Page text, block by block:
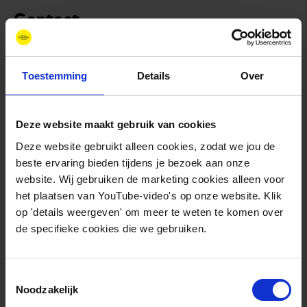
Toestemming Details Over
Deze website maakt gebruik van cookies
Deze website gebruikt alleen cookies, zodat we jou de
beste ervaring bieden tijdens je bezoek aan onze
website. Wij gebruiken de marketing cookies alleen voor
het plaatsen van YouTube-video's op onze website. Klik
op 'details weergeven' om meer te weten te komen over
de specifieke cookies die we gebruiken.
Noodzakelijk
Contact
Deze publicatie is onderdeel van